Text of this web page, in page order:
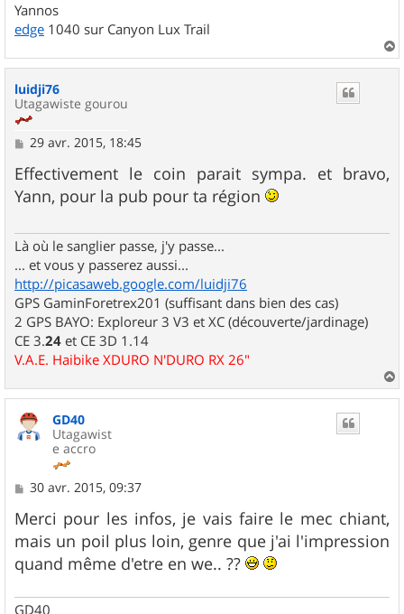
Yannos
edge 1040 sur Canyon Lux Trail
a
luidji76
Utagawiste gourou
M
s
s
a
29 avr. 2015, 18:45
Effectivement le coin parait sympa. et bravo,
Yann, pour la pub pour ta région
Là où le sanglier passe, j'y passe...
... et vous y passerez aussi...
http://picasaweb.google.com/luidji76
GPS GaminForetrex201 (suffisant dans bien des cas)
2 GPS BAYO: Exploreur 3 V3 et XC (découverte/jardinage)
CE 3.24 et CE 3D 1.14
V.A.E. Haibike XDURO N'DURO RX 26"
a
GD40
Utagawist
e accro
M
s
s
a
g
e
30 avr. 2015, 09:37
Merci pour les infos, je vais faire le mec chiant,
mais un poil plus loin, genre que j'ai l'impression
quand même d'etre en we.. ??
GD40